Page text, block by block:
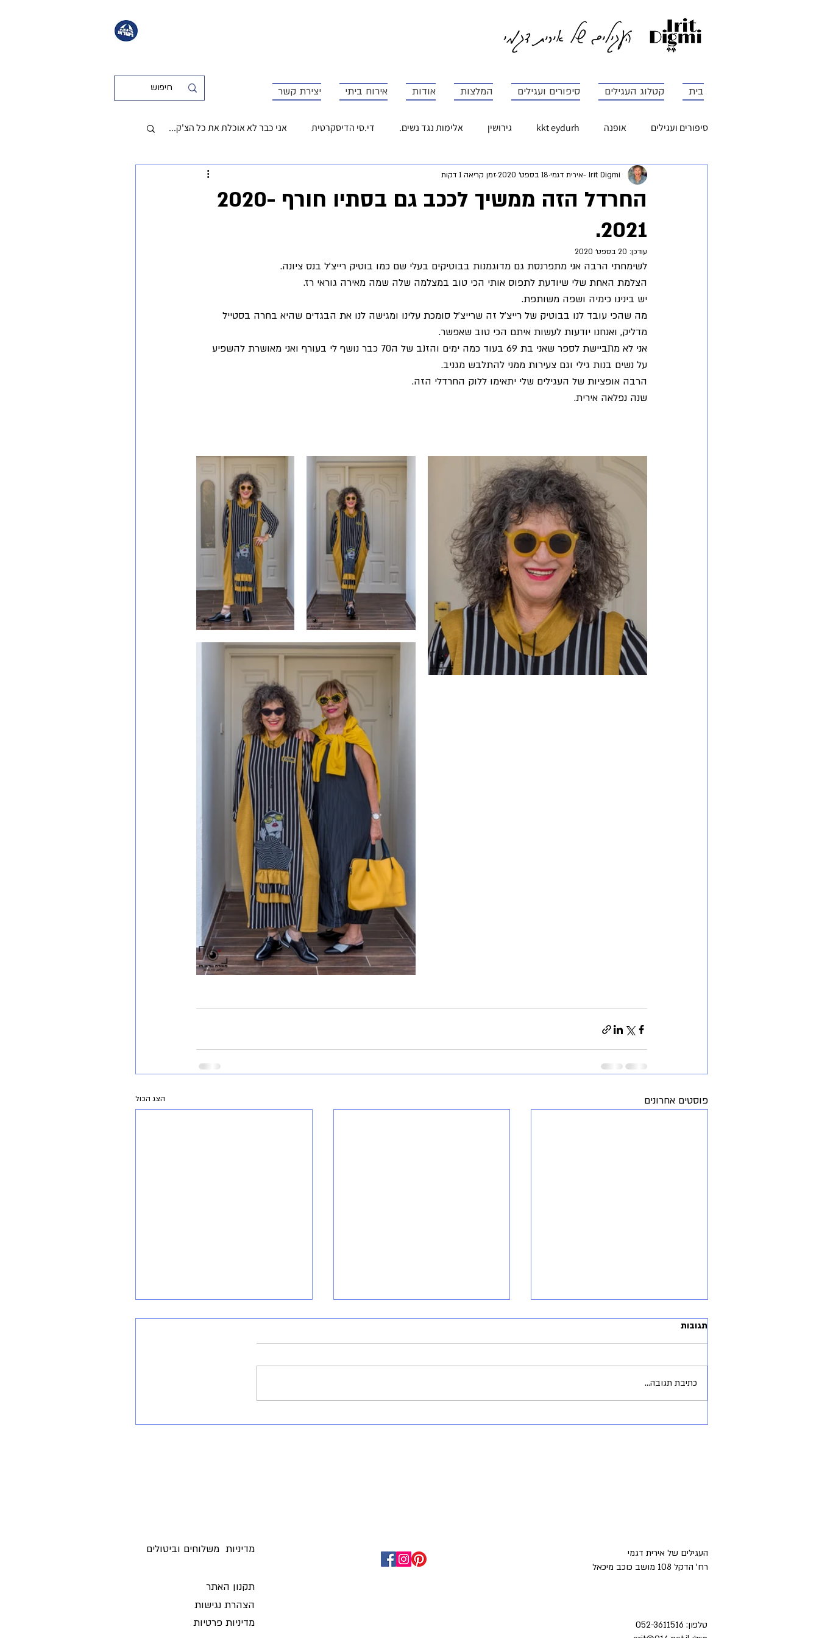
העגילים של אירית דגמי
בית קטלוג העגילים סיפורים ועגילים המלצות אודות אירוח ביתי יצירת קשר
סיפורים ועגילים אופנה kkt eydurh גירושין אלימות נגד נשים. די.סי הדיסקרטית אני כבר לא אוכלת את כל הצ'ק...
הפרעות קשב וריכוז התנדבות טיפול 10
מגן שר הבריאות למתנדבי 2017
ימי הולדת וחגים
חברות טובות
החרדל הזה ממשיך לככב גם בסתיו חורף 2020-
2021.
Irit Digmi -אירית דגמי 18 בספט׳ 2020 זמן קריאה 1 דקות
עודכן: 20 בספט׳ 2020
לשימחתי הרבה אני מתפרנסת גם מדוגמנות בבוטיקים בעלי שם כמו בוטיק רייצ'ל בנס ציונה.
הצלמת האחת שלי שיודעת לתפוס אותי הכי טוב במצלמה שלה שמה מאירה גוראי רז.
יש בינינו כימיה ושפה משותפת.
מה שהכי עובד לנו בבוטיק של רייצ'ל זה שרייצ'ל סומכת עלינו ומגישה לנו את הבגדים שהיא בחרה בסטייל
מדליק, ואנחנו יודעות לעשות איתם הכי טוב שאפשר.
אני לא מתביישת לספר שאני בת 69 בעוד כמה ימים והזנב של ה70 כבר נושף לי בעורף ואני מאושרת להשפיע
על נשים בנות גילי וגם צעירות ממני להתלבש מגניב.
הרבה אופציות של העגילים שלי יתאימו ללוק החרדלי הזה.
שנה נפלאה אירית.
פוסטים אחרונים הצג הכול
גבירה וולקוביץ האחת והיחידה קבלו
תגובות
כתיבת תגובה...
מדיניות משלוחים וביטולים ​
העגילים של אירית דגמי
רח' הדקל 108 מושב כוכב מיכאל
תקנון האתר
הצהרת נגישות
מדיניות פרטיות
טלפון: 052-3611516